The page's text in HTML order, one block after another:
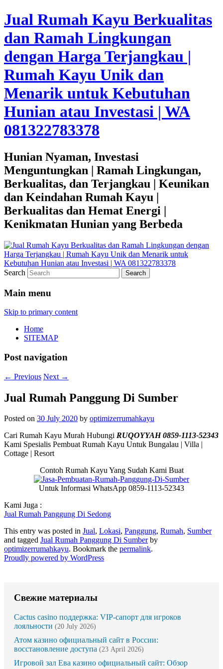
Jual Rumah Kayu Berkualitas
dan Ramah Lingkungan
dengan Harga Terjangkau |
Rumah Kayu Unik dan
Menarik untuk Kebutuhan
Hunian atau Investasi | WA
081322783378
Hunian Nyaman, Investasi
Menguntungkan | Ramah Lingkungan,
Berkualitas, dan Terjangkau | Keunikan
dan Keindahan Rumah Kayu |
Berkualitas dan Hemat Energi |
Kenikmatan Hunian yang Berbeda
Search
Main menu
Skip to primary content
Home
SITEMAP
Post navigation
← Previous Next →
Jual Rumah Panggung Di Sumber
Posted on 30 July 2020 by optimizerrumahkayu
Cari Rumah Kayu Murah Hubungi RUQOYYAH 0859-1113-52343
Kami Spesialis Pembuat Rumah Kayu Untuk Bungalau | Villa |
Cottage | Resort
Contoh Rumah Kayu Yang Sudah Kami Buat
Untuk Informasi WhatsApp 0859-1113-52343
Kami Juga :
Jual Rumah Panggung Di Sedong
This entry was posted in Jual, Lokasi, Panggung, Rumah, Sumber
and tagged Jual Rumah Panggung Di Sumberby
optimizerrumahkayu. Bookmark the permalink.
Proudly powered by WordPress
Свежие материалы
Cactus casino поддержка: VIP-сапорт для игроков
лояльности (20 July 2026)
Атом казино официальный сайт в России:
восстановление доступа (23 April 2026)
Игровой зал Ева казино официальный сайт: Обзор